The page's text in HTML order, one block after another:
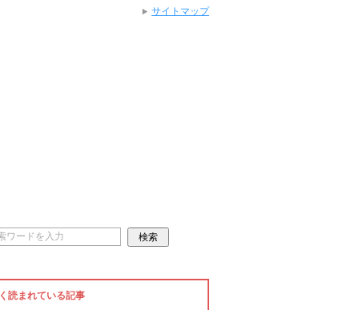
読まれている記事
サイトマップ